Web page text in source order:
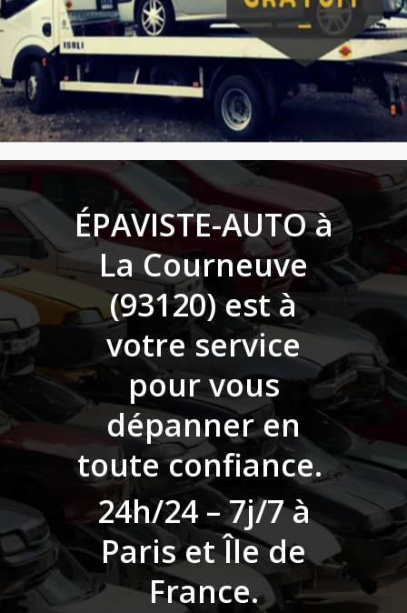
ÉPAVISTE-AUTO à
La Courneuve
(93120)est à
votre service
pour vous
dépanner en
toute confiance.
24h/24 – 7j/7 à
Paris et Île de
France.